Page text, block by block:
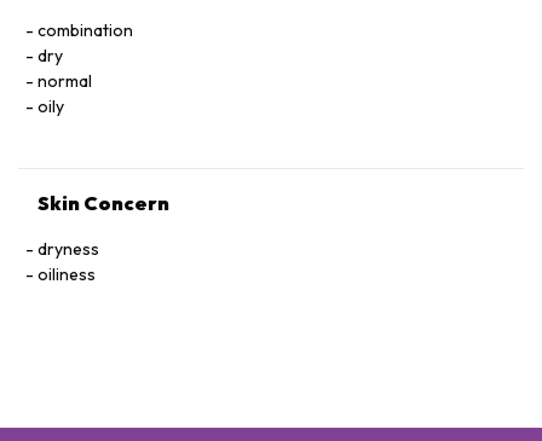
BETA-CAROTETE, D-LIMONENE,LINALOOL.
combination
dry
normal
oily
Skin Concern
dryness
oiliness